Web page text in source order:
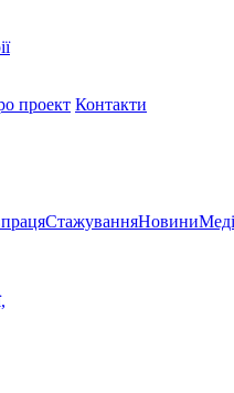
проект Контакти
СтажуванняНовини